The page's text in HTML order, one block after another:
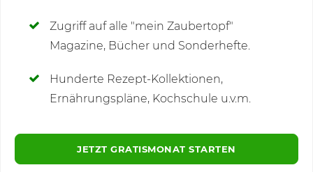
Zugriff auf alle "mein Zaubertopf"
Magazine, Bücher und Sonderhefte.
Hunderte Rezept-Kollektionen,
Ernährungspläne, Kochschule u.v.m.
JETZT GRATISMONAT STARTEN
Kommentare(13)